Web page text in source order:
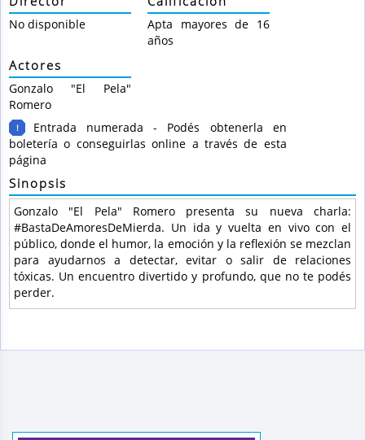
No disponible
Apta mayores de 16
años
Actores
Gonzalo "El Pela"
Romero
!
Entrada numerada - Podés obtenerla en
boletería o conseguirlas online a través de esta
página
Sinopsis
Gonzalo "El Pela" Romero presenta su nueva charla:
#BastaDeAmoresDeMierda. Un ida y vuelta en vivo con el
público, donde el humor, la emoción y la reflexión se mezclan
para ayudarnos a detectar, evitar o salir de relaciones
tóxicas. Un encuentro divertido y profundo, que no te podés
perder.